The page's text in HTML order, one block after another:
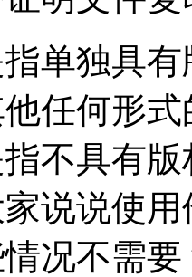
单独具
任何形
不具有
说说使
况不需要